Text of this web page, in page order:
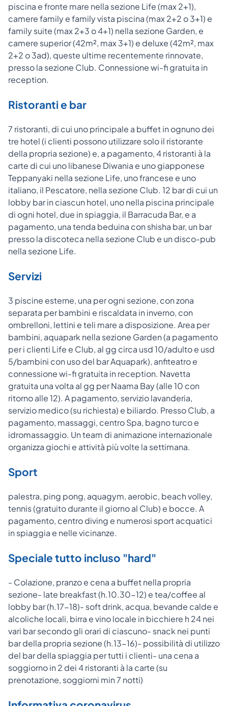
piscina e fronte mare nella sezione Life (max 2+1),
camere family e family vista piscina (max 2+2 o 3+1) e
family suite (max 2+3 o 4+1) nella sezione Garden, e
camere superior (42m², max 3+1) e deluxe (42m², max
2+2 o 3ad), queste ultime recentemente rinnovate,
presso la sezione Club. Connessione wi-fi gratuita in
reception.
Ristoranti e bar
7 ristoranti, di cui uno principale a buffet in ognuno dei
tre hotel (i clienti possono utilizzare solo il ristorante
della propria sezione) e, a pagamento, 4 ristoranti à la
carte di cui uno libanese Diwania e uno giapponese
Teppanyaki nella sezione Life, uno francese e uno
italiano, il Pescatore, nella sezione Club. 12 bar di cui un
lobby bar in ciascun hotel, uno nella piscina principale
di ogni hotel, due in spiaggia, il Barracuda Bar, e a
pagamento, una tenda beduina con shisha bar, un bar
presso la discoteca nella sezione Club e un disco-pub
nella sezione Life.
Servizi
3 piscine esterne, una per ogni sezione, con zona
separata per bambini e riscaldata in inverno, con
ombrelloni, lettini e teli mare a disposizione. Area per
bambini, aquapark nella sezione Garden (a pagamento
per i clienti Life e Club, al gg circa usd 10/adulto e usd
5/bambini con uso del bar Aquapark), anfiteatro e
connessione wi-fi gratuita in reception. Navetta
gratuita una volta al gg per Naama Bay (alle 10 con
ritorno alle 12). A pagamento, servizio lavanderia,
servizio medico (su richiesta) e biliardo. Presso Club, a
pagamento, massaggi, centro Spa, bagno turco e
idromassaggio. Un team di animazione internazionale
organizza giochi e attività più volte la settimana.
Sport
palestra, ping pong, aquagym, aerobic, beach volley,
tennis (gratuito durante il giorno al Club) e bocce. A
pagamento, centro diving e numerosi sport acquatici
in spiaggia e nelle vicinanze.
Speciale tutto incluso "hard"
- Colazione, pranzo e cena a buffet nella propria
sezione- late breakfast (h.10.30-12) e tea/coffee al
lobby bar (h.17-18)- soft drink, acqua, bevande calde e
alcoliche locali, birra e vino locale in bicchiere h 24 nei
vari bar secondo gli orari di ciascuno- snack nei punti
bar della propria sezione (h.13-16)- possibilità di utilizzo
del bar della spiaggia per tutti i clienti- una cena a
soggiorno in 2 dei 4 ristoranti à la carte (su
prenotazione, soggiorni min 7 notti)